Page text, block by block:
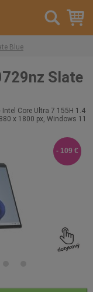
Blue
Slate
Intel Core Ultra 7 155H 1.4
x 1800 px, Windows 11
- 109 €